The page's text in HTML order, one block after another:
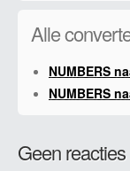
Alle
NUMBERS
NUMBERS
Geen reacties